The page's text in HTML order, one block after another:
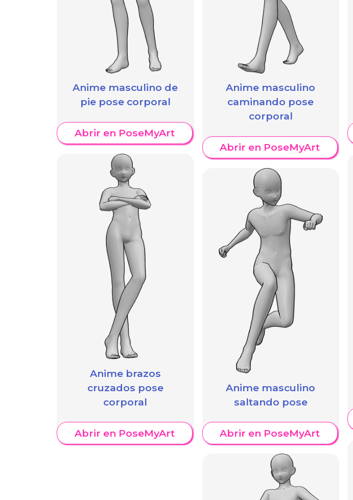
Anime masculino de
pie pose corporal
Abrir en PoseMyArt
Anime brazos
cruzados pose
corporal
Abrir en PoseMyArt
Anime masculino
caminando pose
corporal
Abrir en PoseMyArt
Anime masculino
saltando pose
Abrir en PoseMyArt